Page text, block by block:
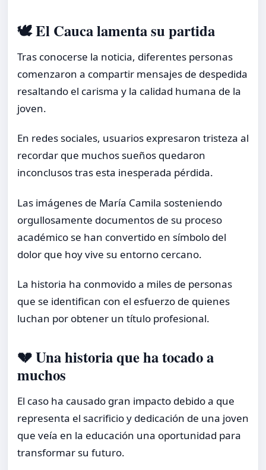
🕊️ El Cauca lamenta su partida
Tras conocerse la noticia, diferentes personas
comenzaron a compartir mensajes de despedida
resaltando el carisma y la calidad humana de la
joven.
En redes sociales, usuarios expresaron tristeza al
recordar que muchos sueños quedaron
inconclusos tras esta inesperada pérdida.
Las imágenes de María Camila sosteniendo
orgullosamente documentos de su proceso
académico se han convertido en símbolo del
dolor que hoy vive su entorno cercano.
La historia ha conmovido a miles de personas
que se identifican con el esfuerzo de quienes
luchan por obtener un título profesional.
💔 Una historia que ha tocado a
muchos
El caso ha causado gran impacto debido a que
representa el sacrificio y dedicación de una joven
que veía en la educación una oportunidad para
transformar su futuro.